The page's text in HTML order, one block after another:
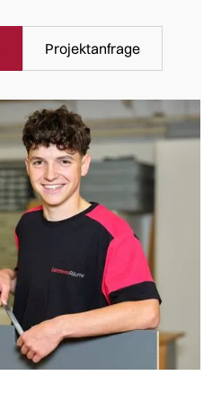
Projektanfrage